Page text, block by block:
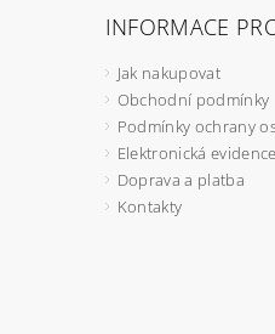
INFORMACE
Jak nakupovat
Obchodní podmínky
Podmínky ochrany
Elektronická
Doprava a platba
Kontakty